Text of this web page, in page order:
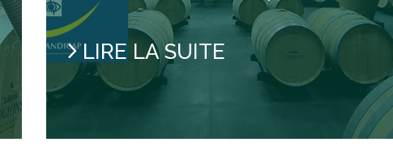
LIRE LA SUITE